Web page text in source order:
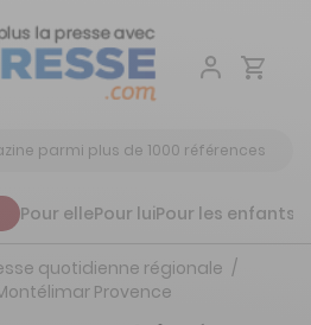
Aller
Pour ellePour luiPour les enfants
quotidienne régionale
Provence